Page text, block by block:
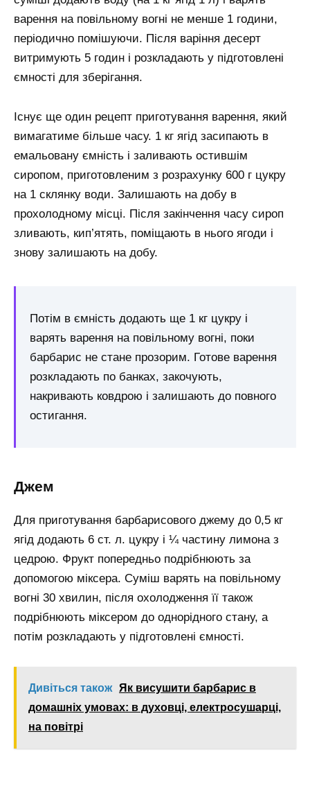
варення на повільному вогні не менше 1 години,
періодично помішуючи. Після варіння десерт
витримують 5 годин і розкладають у підготовлені
ємності для зберігання.
Існує ще один рецепт приготування варення, який
вимагатиме більше часу. 1 кг ягід засипають в
емальовану ємність і заливають остившім
сиропом, приготовленим з розрахунку 600 г цукру
на 1 склянку води. Залишають на добу в
прохолодному місці. Після закінчення часу сироп
зливають, кип’ятять, поміщають в нього ягоди і
знову залишають на добу.
Потім в ємність додають ще 1 кг цукру і
варять варення на повільному вогні, поки
барбарис не стане прозорим. Готове варення
розкладають по банках, закочують,
накривають ковдрою і залишають до повного
остигання.
Джем
Для приготування барбарисового джему до 0,5 кг
ягід додають 6 ст. л. цукру і ¼ частину лимона з
цедрою. Фрукт попередньо подрібнюють за
допомогою міксера. Суміш варять на повільному
вогні 30 хвилин, після охолодження її також
подрібнюють міксером до однорідного стану, а
потім розкладають у підготовлені ємності.
Дивіться також Як висушити барбарис в
домашніх умовах: в духовці, електросушарці,
на повітрі